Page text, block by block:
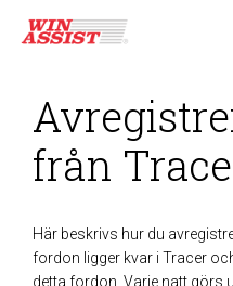
från
Här beskrivs hur du
fordon ligger kvar i Tracer
detta fordon. Varje natt görs